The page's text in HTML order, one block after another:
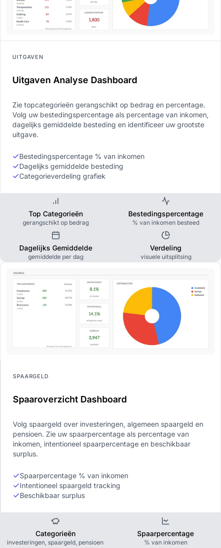
UITGAVEN
Uitgaven Analyse Dashboard
Zie topcategorieën gerangschikt op bedrag en percentage.
Volg uw bestedingspercentage als percentage van inkomen,
dagelijks gemiddelde besteding en identificeer uw grootste
uitgave.
Bestedingspercentage % van inkomen
Dagelijks gemiddelde besteding
Categorieverdeling grafiek
Top Categorieën
gerangschikt op bedrag
Bestedingspercentage
% van inkomen besteed
Dagelijks Gemiddelde
gemiddelde per dag
Verdeling
visuele uitsplitsing
SPAARGELD
Spaaroverzicht Dashboard
Volg spaargeld over investeringen, algemeen spaargeld en
pensioen. Zie uw spaarpercentage als percentage van
inkomen, intentioneel spaarpercentage en beschikbaar
surplus.
Spaarpercentage % van inkomen
Intentioneel spaargeld tracking
Beschikbaar surplus
Categorieën
investeringen, spaargeld, pensioen
Spaarpercentage
% van inkomen